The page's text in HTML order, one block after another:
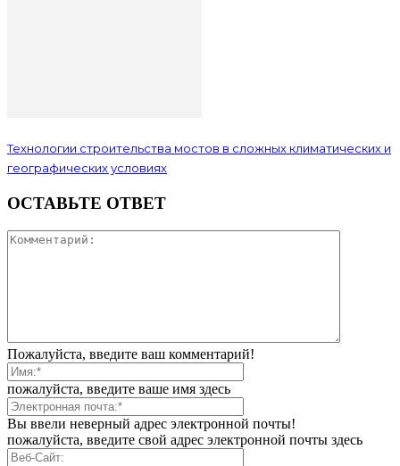
Технологии строительства мостов в сложных климатических и
географических условиях
ОСТАВЬТЕ ОТВЕТ
Пожалуйста, введите ваш комментарий!
пожалуйста, введите ваше имя здесь
Вы ввели неверный адрес электронной почты!
пожалуйста, введите свой адрес электронной почты здесь